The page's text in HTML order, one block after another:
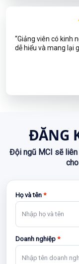
“Giảng viên có kinh
dễ hiểu và mang lại
ĐĂNG
Đội ngũ MCI sẽ
Họ và tên *
Doanh nghiệp *